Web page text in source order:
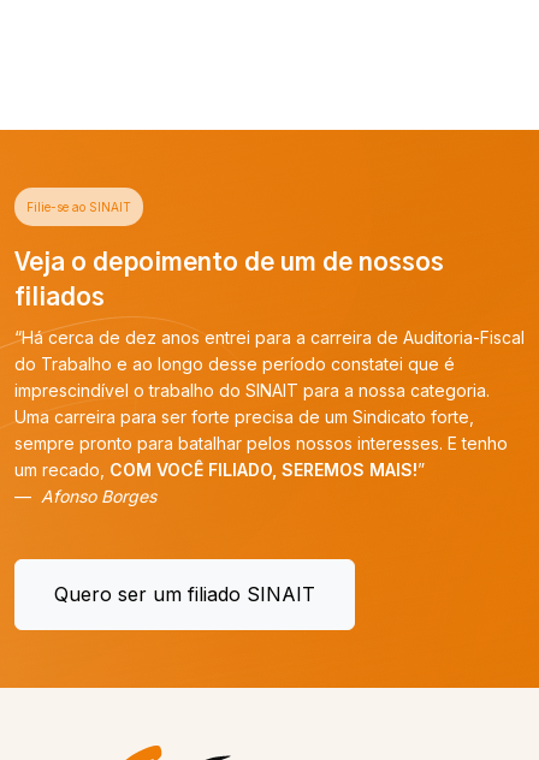
Filie-se ao SINAIT
Veja o depoimento de um de nossos
filiados
“Há cerca de dez anos entrei para a carreira de Auditoria-Fiscal
do Trabalho e ao longo desse período constatei que é
imprescindível o trabalho do SINAIT para a nossa categoria.
Uma carreira para ser forte precisa de um Sindicato forte,
sempre pronto para batalhar pelos nossos interesses. E tenho
um recado, COM VOCÊ FILIADO, SEREMOS MAIS!”
Afonso Borges
Quero ser um filiado SINAIT